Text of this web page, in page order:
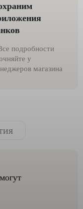
подробности
у
магазина